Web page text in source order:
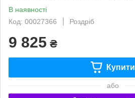
В наявності
Код: 00027366
Роздріб
9 825 ₴
Купити
або